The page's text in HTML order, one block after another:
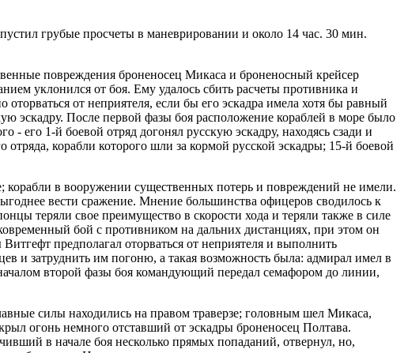
грубые просчеты в маневрировании и около 14 час. 30 мин.
повреждения броненосец Микаса и броненосный крейсер
уклонился от боя. Ему удалось сбить расчеты противника и
от неприятеля, если бы его эскадра имела хотя бы равный
эскадру. После первой фазы боя расположение кораблей в море было
его 1-й боевой отряд догонял русскую эскадру, находясь сзади и
корабли которого шли за кормой русской эскадры; 15-й боевой
корабли в вооружении существенных потерь и повреждений не имели.
вести сражение. Мнение большинства офицеров сводилось к
теряли свое преимущество в скорости хода и теряли также в силе
бой с противником на дальних дистанциях, при этом он
предполагал оторваться от неприятеля и выполнить
и затруднить им погоню, а такая возможность была: адмирал имел в
второй фазы боя командующий передал семафором до линии,
силы находились на правом траверзе; головным шел Микаса,
огонь немного отставший от эскадры броненосец Полтава.
в начале боя несколько прямых попаданий, отвернул, но,